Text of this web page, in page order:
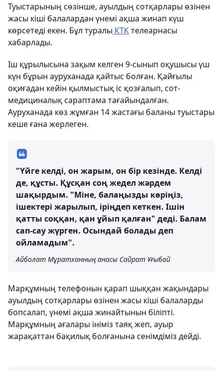
Туыстарының сөзінше, ауылдың сотқарлары өзінен
жасы кіші балалардан үнемі ақша жинап күш
көрсетеді екен. Бұл туралы КТКтелеарнасы
хабарлады.
Іш құрылысына зақым келген 9-сынып оқушысы үш
күн бұрын ауруханада қайтыс болған. Қайғылы
оқиғадан кейін қылмыстық іс қозғалып, сот-
медициналық сараптама тағайындалған.
Ауруханада көз жұмған 14 жастағы баланы туыстары
кеше ғана жерлеген.
"Үйге келді, он жарым, он бір кезінде. Келді
де, құсты. Құсқан соң жедел жәрдем
шақырдым. "Міне, балаңызды көріңіз,
ішектері жарылып, іріңдеп кеткен. Ішін
қатты соққан, қан ұйып қалған" деді. Балам
сап-сау жүрген. Осындай болады деп
ойламадым".
Айболат Мұратханның анасы Сайрат Ұғыбай
Марқұмның телефонын қарап шыққан жақындары
ауылдың сотқарлары өзінен жасы кіші балаларды
бопсалап, үнемі ақша жинайтынын біліпті.
Марқұмның ағалары ініміз таяқ жеп, ауыр
жарақаттан бақилық болғанына сенімдіміз дейді.